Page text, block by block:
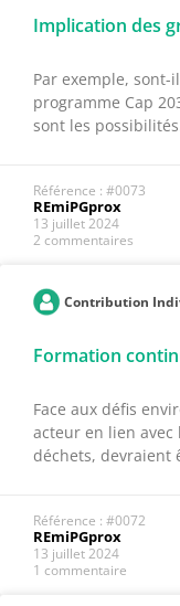
Implication des
Par exemple,
programme Cap
sont les
Référence : #0073
REmiPGprox
13 juillet 2024
2 commentaires
Contribution
Formation
Face aux défis
acteur en lien
déchets, devraient
Référence : #0072
REmiPGprox
13 juillet 2024
1 commentaire